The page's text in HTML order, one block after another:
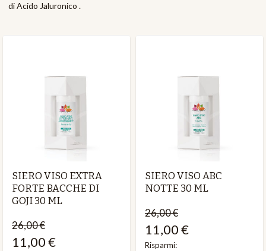
di Acido Jaluronico .
SIERO VISO EXTRA
FORTE BACCHE DI
GOJI 30 ML
26,00 €
11,00 €
SIERO VISO ABC
NOTTE 30 ML
26,00 €
11,00 €
Risparmi: